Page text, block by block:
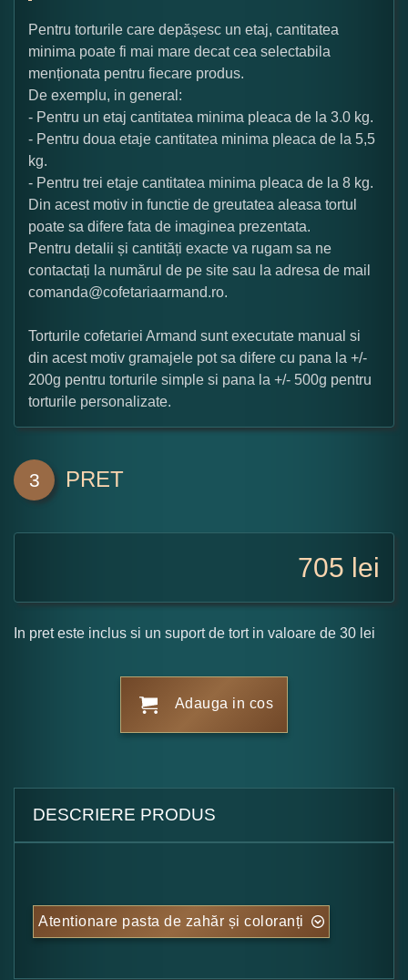
Pentru torturile care depășesc un etaj, cantitatea
minima poate fi mai mare decat cea selectabila
menționata pentru fiecare produs.
De exemplu, in general:
- Pentru un etaj cantitatea minima pleaca de la 3.0 kg.
- Pentru doua etaje cantitatea minima pleaca de la 5,5
kg.
- Pentru trei etaje cantitatea minima pleaca de la 8 kg.
Din acest motiv in functie de greutatea aleasa tortul
poate sa difere fata de imaginea prezentata.
Pentru detalii și cantități exacte va rugam sa ne
contactați la numărul de pe site sau la adresa de mail
comanda@cofetariaarmand.ro.
Torturile cofetariei Armand sunt executate manual si
din acest motiv gramajele pot sa difere cu pana la +/-
200g pentru torturile simple si pana la +/- 500g pentru
torturile personalizate.
3 PRET
705 lei
In pret este inclus si un suport de tort in valoare de 30 lei
Adauga in cos
DESCRIERE PRODUS
Atentionare pasta de zahăr și coloranți